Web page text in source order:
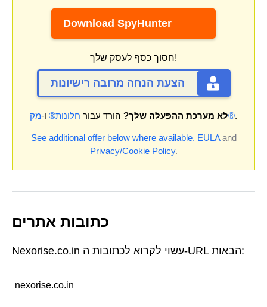
Download SpyHunter
חסוך כסף לעסק שלך!
הצעת הנחה מרובה רישיונות
לא מערכת ההפעלה שלך? הורד עבור חלונות® ו- מק®.
See additional offer below where available. EULAand
Privacy/Cookie Policy.
כתובות אתרים
Nexorise.co.in עשוי לקרוא לכתובות ה-URL הבאות:
nexorise.co.in